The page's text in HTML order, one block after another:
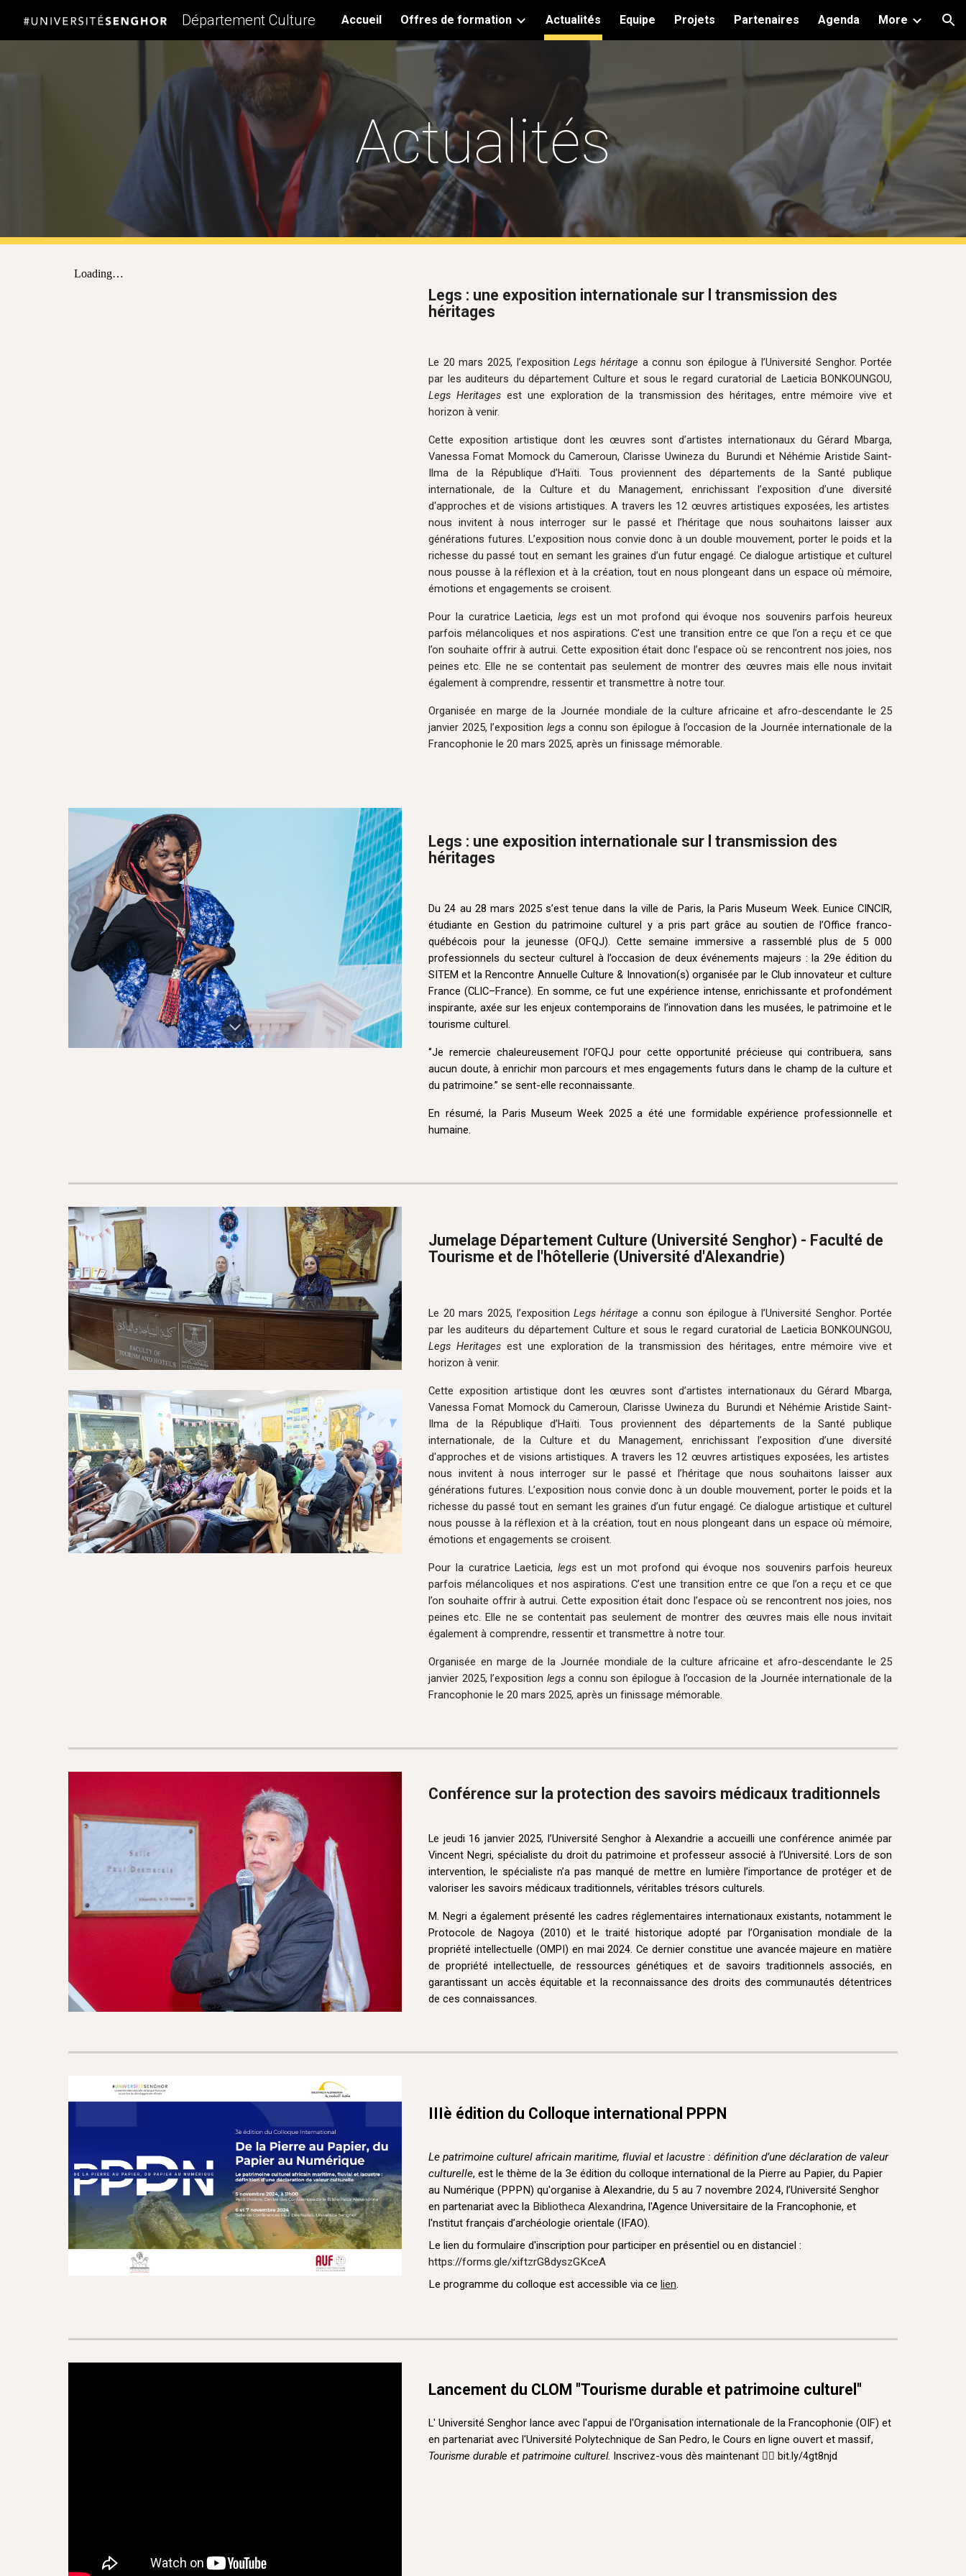
Skip to main content Skip to navigation
Département Culture Accueil Offres de formation Actualités Equipe Projets Partenaires Agenda More
Actualités
Legs : une exposition internationale sur l transmission des
héritages
Le 20 mars 2025, l’expositionLegs héritage a connu son épilogue à l’Université Senghor. Portée
par les auditeurs du département Culture et sous le regard curatorial de Laeticia BONKOUNGOU,
Legs Heritagesest une exploration de la transmission des héritages, entre mémoire vive et
horizon à venir.
Cette exposition artistique dont les œuvres sont d’artistes internationaux du Gérard Mbarga,
Vanessa Fomat Momock du Cameroun, Clarisse Uwineza du Burundi et Néhémie Aristide Saint-
Ilma de la République d’Haïti. Tous proviennent des départements de la Santé publique
internationale, de la Culture et du Management, enrichissant l’exposition d’une diversité
d'approches et de visions artistiques. A travers les 12 œuvres artistiques exposées, les artistes
nous invitent à nous interroger sur le passé et l’héritage que nous souhaitons laisser aux
générations futures. L’exposition nous convie donc à un double mouvement, porter le poids et la
richesse du passé tout en semant les graines d’un futur engagé. Ce dialogue artistique et culturel
nous pousse à la réflexion et à la création, tout en nous plongeant dans un espace où mémoire,
émotions et engagements se croisent.
Pour la curatrice Laeticia, legsest un mot profond qui évoque nos souvenirs parfois heureux
parfois mélancoliques et nos aspirations. C’est une transition entre ce que l’on a reçu et ce que
l’on souhaite offrir à autrui. Cette exposition était donc l’espace où se rencontrent nos joies, nos
peines etc. Elle ne se contentait pas seulement de montrer des œuvres mais elle nous invitait
également à comprendre, ressentir et transmettre à notre tour.
Organisée en marge de la Journée mondiale de la culture africaine et afro-descendante le 25
janvier 2025, l’exposition legsa connu son épilogue à l’occasion de la Journée internationale de la
Francophonie le 20 mars 2025, après un finissage mémorable.
Legs : une exposition internationale sur l transmission des
héritages
Du 24 au 28 mars 2025 s’est tenue dans la ville de Paris, laParis Museum Week. Eunice CINCIR,
étudiante en Gestion du patrimoine culturel y a pris part grâce au soutien de l’Office franco-
québécois pour la jeunesse (OFQJ). Cette semaine immersive a rassemblé plus de 5 000
professionnels du secteur culturel à l’occasion de deux événements majeurs : la 29e édition du
SITEM et la Rencontre Annuelle Culture & Innovation(s) organisée par le Club innovateur et culture
France (CLIC–France). En somme, ce fut une expérience intense, enrichissante et profondément
inspirante, axée sur les enjeux contemporains de l’innovation dans les musées, le patrimoine et le
tourisme culturel.
‘’Je remercie chaleureusement l’OFQJ pour cette opportunité précieuse qui contribuera, sans
aucun doute, à enrichir mon parcours et mes engagements futurs dans le champ de la culture et
du patrimoine.’’ se sent-elle reconnaissante.
En résumé, la Paris Museum Week 2025 a été une formidable expérience professionnelle et
humaine.
Jumelage Département Culture (Université Senghor) - Faculté de
Tourisme et de l'hôtellerie (Université d'Alexandrie)
Le 20 mars 2025, l’expositionLegs héritage a connu son épilogue à l’Université Senghor. Portée
par les auditeurs du département Culture et sous le regard curatorial de Laeticia BONKOUNGOU,
Legs Heritagesest une exploration de la transmission des héritages, entre mémoire vive et
horizon à venir.
Cette exposition artistique dont les œuvres sont d’artistes internationaux du Gérard Mbarga,
Vanessa Fomat Momock du Cameroun, Clarisse Uwineza du Burundi et Néhémie Aristide Saint-
Ilma de la République d’Haïti. Tous proviennent des départements de la Santé publique
internationale, de la Culture et du Management, enrichissant l’exposition d’une diversité
d'approches et de visions artistiques. A travers les 12 œuvres artistiques exposées, les artistes
nous invitent à nous interroger sur le passé et l’héritage que nous souhaitons laisser aux
générations futures. L’exposition nous convie donc à un double mouvement, porter le poids et la
richesse du passé tout en semant les graines d’un futur engagé. Ce dialogue artistique et culturel
nous pousse à la réflexion et à la création, tout en nous plongeant dans un espace où mémoire,
émotions et engagements se croisent.
Pour la curatrice Laeticia, legs est un mot profond qui évoque nos souvenirs parfois heureux
parfois mélancoliques et nos aspirations. C’est une transition entre ce que l’on a reçu et ce que
l’on souhaite offrir à autrui. Cette exposition était donc l’espace où se rencontrent nos joies, nos
peines etc. Elle ne se contentait pas seulement de montrer des œuvres mais elle nous invitait
également à comprendre, ressentir et transmettre à notre tour.
Organisée en marge de la Journée mondiale de la culture africaine et afro-descendante le 25
janvier 2025, l’exposition legsa connu son épilogue à l’occasion de la Journée internationale de la
Francophonie le 20 mars 2025, après un finissage mémorable.
Conférence sur la protection des savoirs médicaux traditionnels
Le jeudi 16 janvier 2025, l’Université Senghor à Alexandrie a accueilli une conférence animée par
Vincent Negri, spécialiste du droit du patrimoine et professeur associé à l’Université. Lors de son
intervention, le spécialiste n’a pas manqué de mettre en lumière l’importance de protéger et de
valoriser les savoirs médicaux traditionnels, véritables trésors culturels.
M. Negri a également présenté les cadres réglementaires internationaux existants, notamment le
Protocole de Nagoya (2010) et le traité historique adopté par l’Organisation mondiale de la
propriété intellectuelle (OMPI) en mai 2024. Ce dernier constitue une avancée majeure en matière
de propriété intellectuelle, de ressources génétiques et de savoirs traditionnels associés, en
garantissant un accès équitable et la reconnaissance des droits des communautés détentrices
de ces connaissances.
IIIè édition du Colloque international PPPN
Le patrimoine culturel africain maritime, fluvial et lacustre : définition d’une déclaration de valeur
culturelle, est le thème de la 3e édition du colloque international de la Pierre au Papier, du Papier
au Numérique (PPPN) qu'organise à Alexandrie, du 5 au 7 novembre 2024, l’Université Senghor
en partenariat avec la Bibliotheca Alexandrina, l'Agence Universitaire de la Francophonie, et
l'nstitut français d’archéologie orientale (IFAO).
Le lien du formulaire d'inscription pour participer en présentiel ou en distanciel :
https://forms.gle/xiftzrG8dyszGKceA
Le programme du colloque est accessible via celien.
Lancement du CLOM "Tourisme durable et patrimoine culturel"
L' Université Senghor lance avec l'appui de l'Organisation internationale de la Francophonie (OIF) et
en partenariat avec l'Université Polytechnique de San Pedro, le Cours en ligne ouvert et massif,
Tourisme durable et patrimoine culturel. Inscrivez-vous dès maintenant 👉🏾 bit.ly/4gt8njd